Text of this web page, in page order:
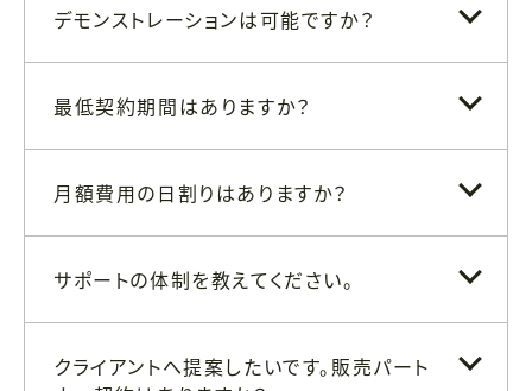
デモンストレーションは可能ですか？
最低契約期間はありますか？
月額費用の日割りはありますか？
サポートの体制を教えてください。
クライアントへ提案したいです。販売パート